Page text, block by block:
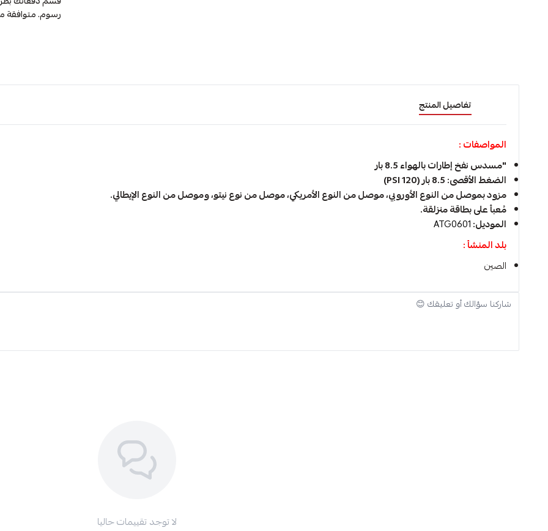
رسوم. متوافقة
تفاصيل المنتج
المواصفات :
"مسدس نفخ إطارات بالهواء 8.5 بار
الضغط الأقصى: 8.5 بار (120 PSI)
مزود بموصل من النوع الأوروبي، موصل من النوع الأمريكي، موصل من نوع نيتو، وموصل من النوع الإيطالي.
مُعبأ على بطاقة منزلقة.
الموديل:ATG0601
بلد المنشأ :
الصين
لا توجد تقييمات حاليا